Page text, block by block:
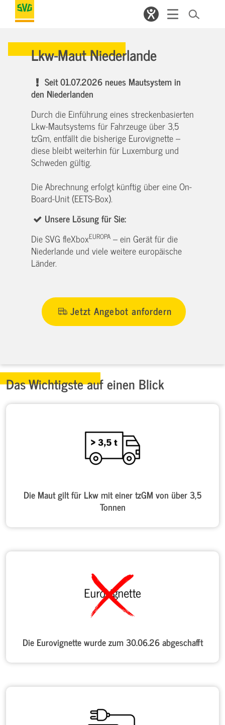
Lkw-Maut Niederlande
Seit 01.07.2026 neues Mautsystem in
den Niederlanden
Durch die Einführung eines streckenbasierten
Lkw-Mautsystems für Fahrzeuge über 3,5
tzGm, entfällt die bisherige Eurovignette –
diese bleibt weiterhin für Luxemburg und
Schweden gültig.
Die Abrechnung erfolgt künftig über eine On-
Board-Unit (EETS-Box).
Unsere Lösung für Sie:
Die SVG fleXboxEUROPA – ein Gerät für die
Niederlande und viele weitere europäische
Länder.
Jetzt Angebot anfordern
Das Wichtigste auf einen Blick
Die Maut gilt für Lkw mit einer tzGM von über 3,5
Tonnen
Die Eurovignette wurde zum 30.06.26 abgeschafft